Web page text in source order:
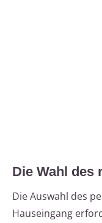
Die Wahl des
Die Auswahl des
Hauseingang